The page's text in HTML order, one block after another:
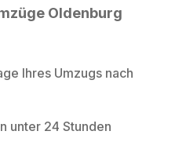
Oldenburg
Ihres Umzugs nach
unter 24 Stunden